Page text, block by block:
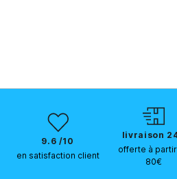
9.6 /10
en satisfaction client
livraison
offerte à
80€